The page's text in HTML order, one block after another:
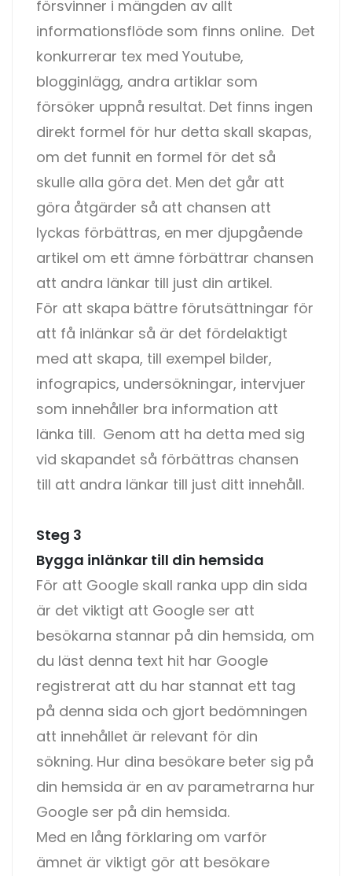
försvinner i mängden av allt
informationsflöde som finns online. Det
konkurrerar tex med Youtube,
blogginlägg, andra artiklar som
försöker uppnå resultat. Det finns ingen
direkt formel för hur detta skall skapas,
om det funnit en formel för det så
skulle alla göra det. Men det går att
göra åtgärder så att chansen att
lyckas förbättras, en mer djupgående
artikel om ett ämne förbättrar chansen
att andra länkar till just din artikel.
För att skapa bättre förutsättningar för
att få inlänkar så är det fördelaktigt
med att skapa, till exempel bilder,
infograpics, undersökningar, intervjuer
som innehåller bra information att
länka till. Genom att ha detta med sig
vid skapandet så förbättras chansen
till att andra länkar till just ditt innehåll.
Steg 3
Bygga inlänkar till din hemsida
För att Google skall ranka upp din sida
är det viktigt att Google ser att
besökarna stannar på din hemsida, om
du läst denna text hit har Google
registrerat att du har stannat ett tag
på denna sida och gjort bedömningen
att innehållet är relevant för din
sökning. Hur dina besökare beter sig på
din hemsida är en av parametrarna hur
Google ser på din hemsida.
Med en lång förklaring om varför
ämnet är viktigt gör att besökare